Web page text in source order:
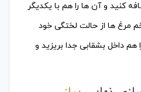
کنید و آن ها را هم با یکدیگر
مرغ ها از حالت لختگی خود
داخل بشقابی جدا بریزید و